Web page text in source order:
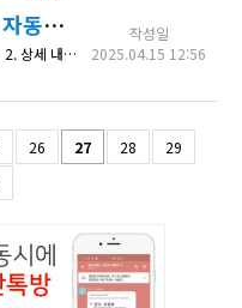
유튜브 링크가 embed코드로 자동변환되는것을 끄고싶습니다.
1. 정확한 제품 또는 플러그인 이름 corss link 2. 상세 내용 안녕하세요. 케이보드에서 이미지를 추가 후, <map name="Map"> <area shape="rect" coords="491,733,603,774" href="https://youtu.be/9bL-fcLkwXM" target="_blank"> </map> 위 코드를 추가하였습니다. 저장 후
작성일
2025.04.15 12:56
26 27 28
29